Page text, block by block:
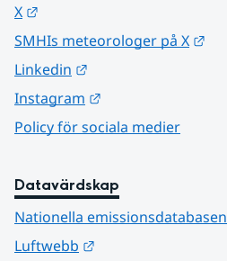
X
SMHIs meteorologer på X
Linkedin
Instagram
Policy för sociala medier
Datavärdskap
Nationella emissionsdatabasen
Luftwebb